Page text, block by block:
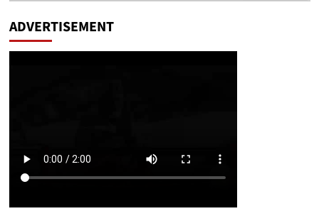
ADVERTISEMENT